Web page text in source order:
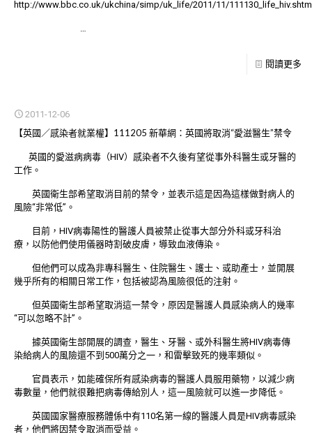
http://www.bbc.co.uk/ukchina/simp/uk_life/2011/11/
…
閱讀更多
2011-12-06
【英國／感染者就業權】111205 新華網：英國將取消“愛滋醫生”禁令
英國的愛滋病病毒（HIV）感染者不久後有望從事外科醫生或牙醫的
工作。
英國衛生部希望取消目前的禁令，並表示這是因為這樣做對病人的
風險“非常低”。
目前，HIV病毒陽性的醫護人員被禁止從事大部分外科或牙科治
療，以防他們使用儀器時割破皮膚，導致血液傳染。
但他們可以成為非專科醫生、住院醫生、護士、或助產士，並開展
幾乎所有的相關日常工作，包括被認為風險很低的注射。
但英國衛生部希望取消這一禁令，原因是醫護人員感染病人的幾率
“可以忽略不計”。
據英國衛生部開展的調查，醫生、牙醫、或外科醫生將HIV病毒傳
染給病人的風險還不到500萬分之一，和雷擊致死的幾率類似。
官員表示，如能確保所有感染病毒的醫護人員服用藥物，以減少病
毒數量，他們就很難把病毒傳給別人，這一風險就可以進一步降低。
英國國家醫療服務體係中有110名第一線的醫護人員是HIV病毒感染
者，他們將因禁令取消而受益。